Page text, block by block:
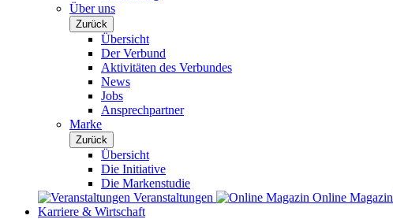
Über uns
Zurück
Übersicht
Der Verbund
Aktivitäten des Verbundes
News
Jobs
Ansprechpartner
Marke
Zurück
Übersicht
Die Initiative
Die Markenstudie
Veranstaltungen
Online Magazin
Karriere & Wirtschaft